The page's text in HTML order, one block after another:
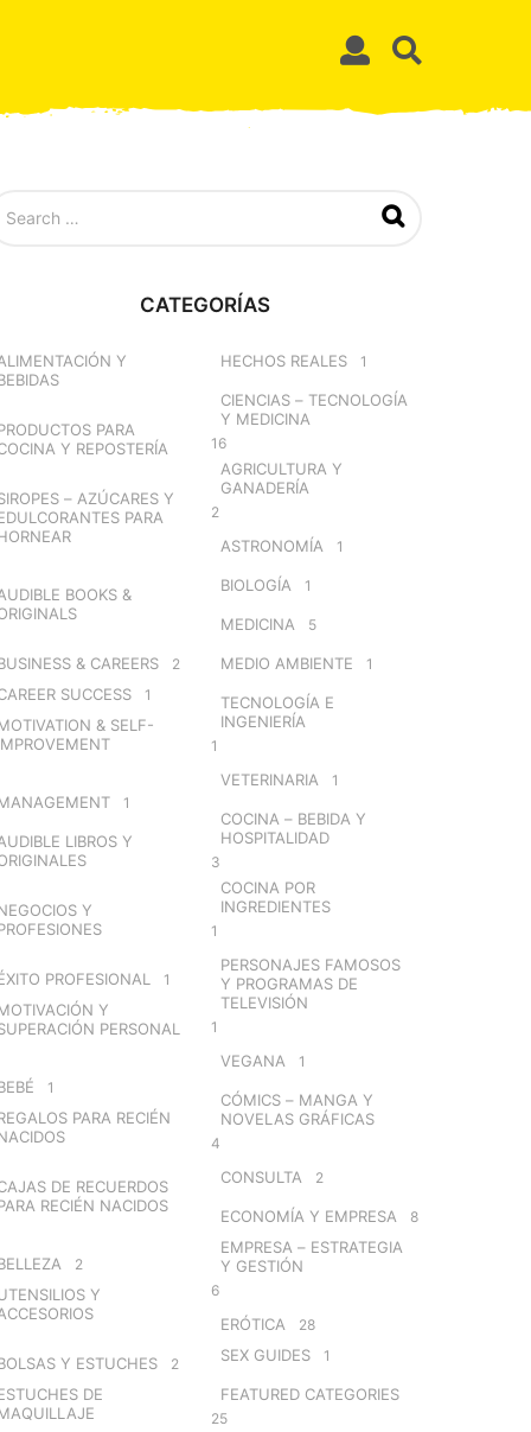
CATEGORÍAS
Y
PARA
Y REPOSTERÍA
– AZÚCARES Y
PARA
BOOKS &
& CAREERS 2
SUCCESS 1
& SELF-
1
LIBROS Y
Y
PROFESIONAL 1
Y
PERSONAL
1
PARA RECIÉN
DE RECUERDOS
RECIÉN NACIDOS
2
Y
Y ESTUCHES 2
DE
HECHOS REALES 1
CIENCIAS – TECNOLOGÍA
Y MEDICINA
16
AGRICULTURA Y
GANADERÍA
2
ASTRONOMÍA 1
BIOLOGÍA 1
MEDICINA 5
MEDIO AMBIENTE 1
TECNOLOGÍA E
INGENIERÍA
1
VETERINARIA 1
COCINA – BEBIDA Y
HOSPITALIDAD
3
COCINA POR
INGREDIENTES
1
PERSONAJES FAMOSOS
Y PROGRAMAS DE
TELEVISIÓN
1
VEGANA 1
CÓMICS – MANGA Y
NOVELAS GRÁFICAS
4
CONSULTA 2
ECONOMÍA Y EMPRESA 8
EMPRESA – ESTRATEGIA
Y GESTIÓN
6
ERÓTICA 28
SEX GUIDES 1
FEATURED CATEGORIES
25